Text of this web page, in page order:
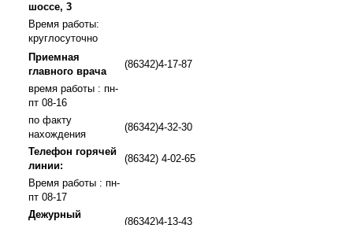
шоссе, 3
Время работы:
круглосуточно
Приемная
главного врача
(86342)4-17-87
время работы : пн-
пт 08-16
по факту
нахождения
(86342)4-32-30
Телефон горячей
линии:
(86342) 4-02-65
Время работы : пн-
пт 08-17
Дежурный
(86342)4-13-43